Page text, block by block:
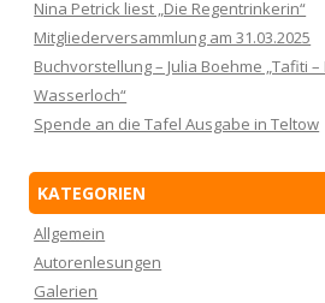
Nina Petrick liest „Die Regentrinkerin“
Mitgliederversammlung am 31.03.2025
Buchvorstellung – Julia Boehme „Tafiti
Wasserloch“
Spende an die Tafel Ausgabe in Teltow
KATEGORIEN
Allgemein
Autorenlesungen
Galerien